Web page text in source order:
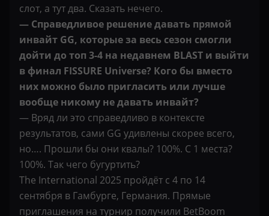
слот, а тут два. Сказать нечего.
— Справедливое решение давать прямой
инвайт GG, которые за весь сезон смогли
дойти до топ 3-4 на недавнем BLAST и выйти
в финал FISSURE Universe? Кого бы вместо
них можно было пригласить или лучше
вообще никому не давать инвайт?
— Вряд ли это справедливо в контексте
результатов, сами GG удивлены скорее всего,
но…. Прошли бы они квалы? 100%. С 1 места?
100%. Так чего бугуртить?
The International 2025 пройдёт с 4 по 14
сентября в Гамбурге, Германия. Прямые
приглашения на турнир получили BetBoom